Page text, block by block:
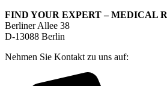
FIND YOUR EXPERT – MEDICAL
Berliner Allee 38
D-13088 Berlin
Nehmen Sie Kontakt zu uns auf: